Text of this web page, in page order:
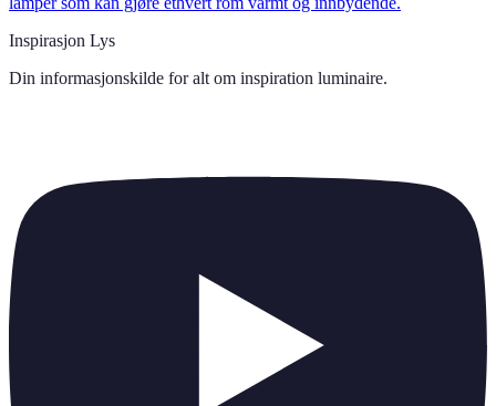
Inspirasjon Lys
Din informasjonskilde for alt om inspiration luminaire.